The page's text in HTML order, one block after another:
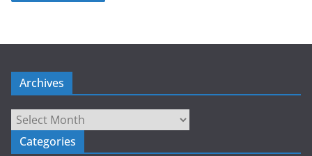
Archives
Archives
Categories